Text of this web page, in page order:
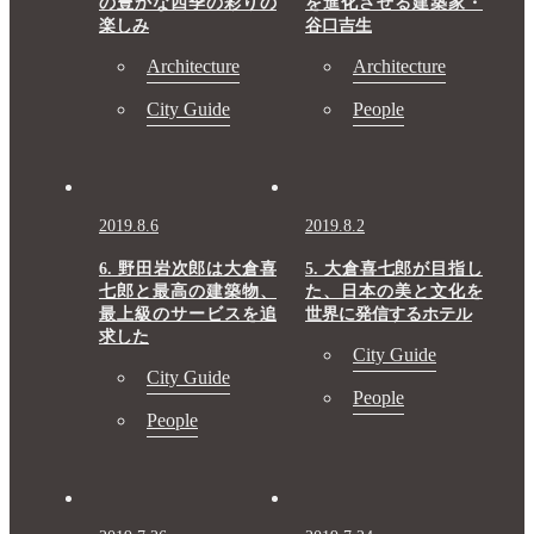
楽しみ
Architecture
City Guide
谷口吉生
Architecture
People
2019.8.6
6. 野田岩次郎は大倉喜
七郎と最高の建築物、
最上級のサービスを追
求した
City Guide
People
2019.8.2
5. 大倉喜七郎が目指し
た、日本の美と文化を
世界に発信するホテル
City Guide
People